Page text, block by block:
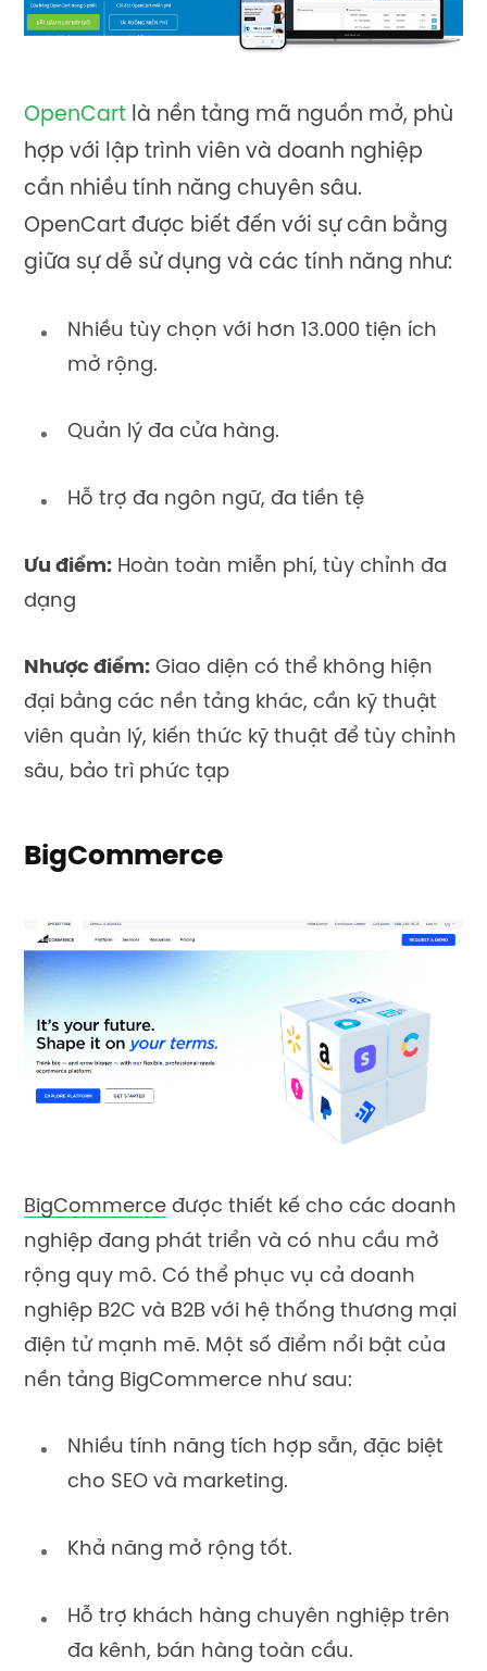
OpenCart là nền tảng mã nguồn mở, phù
hợp với lập trình viên và doanh nghiệp
cần nhiều tính năng chuyên sâu.
OpenCart được biết đến với sự cân bằng
giữa sự dễ sử dụng và các tính năng như:
Nhiều tùy chọn với hơn 13.000 tiện ích
mở rộng.
Quản lý đa cửa hàng.
Hỗ trợ đa ngôn ngữ, đa tiền tệ
Ưu điểm: Hoàn toàn miễn phí, tùy chỉnh đa
dạng
Nhược điểm: Giao diện có thể không hiện
đại bằng các nền tảng khác, cần kỹ thuật
viên quản lý, kiến thức kỹ thuật để tùy chỉnh
sâu, bảo trì phức tạp
BigCommerce
BigCommerce được thiết kế cho các doanh
nghiệp đang phát triển và có nhu cầu mở
rộng quy mô. Có thể phục vụ cả doanh
nghiệp B2C và B2B với hệ thống thương mại
điện tử mạnh mẽ. Một số điểm nổi bật của
nền tảng BigCommerce như sau:
Nhiều tính năng tích hợp sẵn, đặc biệt
cho SEO và marketing.
Khả năng mở rộng tốt.
Hỗ trợ khách hàng chuyên nghiệp trên
đa kênh, bán hàng toàn cầu.